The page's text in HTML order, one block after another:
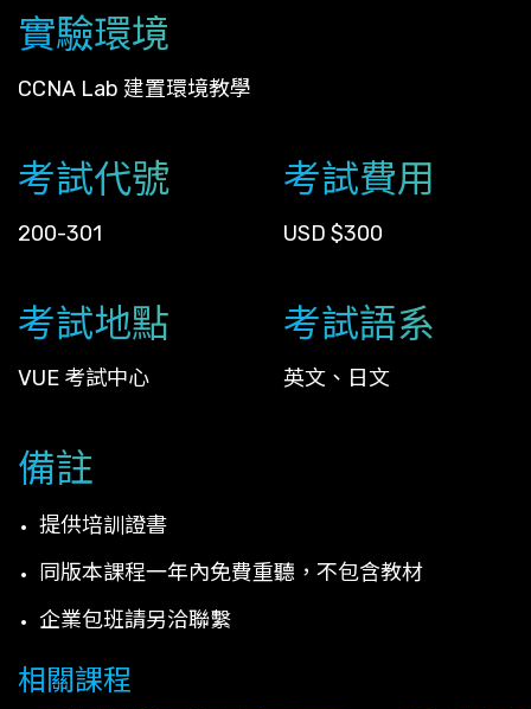
實驗環境
CCNA Lab 建置環境教學
考試代號
200-301
考試費用
USD $300
考試地點
VUE 考試中心
考試語系
英文、日文
備註
提供培訓證書
同版本課程一年內免費重聽，不包含教材
企業包班請另洽聯繫
相關課程